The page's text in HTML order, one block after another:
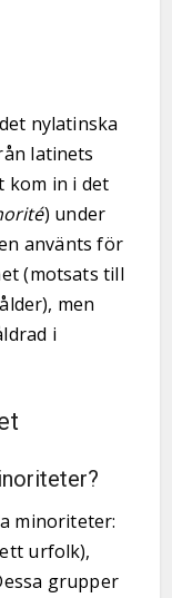
nylatinska
latinets
kom in i det
) under
använts för
(motsats till
men
i
minoriteter:
urfolk),
grupper